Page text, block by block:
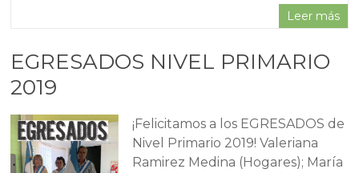
Leer más
EGRESADOS NIVEL PRIMARIO
2019
¡Felicitamos a los EGRESADOS de
Nivel Primario 2019! Valeriana
Ramirez Medina (Hogares); María